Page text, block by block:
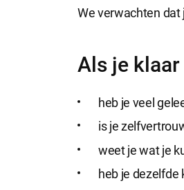
We verwachten dat
Als je
heb je veel
is je
weet je wat je
heb je dezelfde